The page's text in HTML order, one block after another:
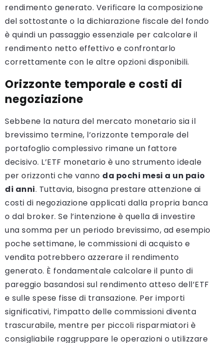
rendimento generato. Verificare la composizione
del sottostante o la dichiarazione fiscale del fondo
è quindi un passaggio essenziale per calcolare il
rendimento netto effettivo e confrontarlo
correttamente con le altre opzioni disponibili.
Orizzonte temporale e costi di
negoziazione
Sebbene la natura del mercato monetario sia il
brevissimo termine, l’orizzonte temporale del
portafoglio complessivo rimane un fattore
decisivo. L’ETF monetario è uno strumento ideale
per orizzonti che vanno da pochi mesi a un paio
di anni. Tuttavia, bisogna prestare attenzione ai
costi di negoziazione applicati dalla propria banca
o dal broker. Se l’intenzione è quella di investire
una somma per un periodo brevissimo, ad esempio
poche settimane, le commissioni di acquisto e
vendita potrebbero azzerare il rendimento
generato. È fondamentale calcolare il punto di
pareggio basandosi sul rendimento atteso dell’ETF
e sulle spese fisse di transazione. Per importi
significativi, l’impatto delle commissioni diventa
trascurabile, mentre per piccoli risparmiatori è
consigliabile raggruppare le operazioni o utilizzare